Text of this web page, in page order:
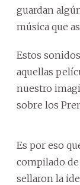
guardan
música que
Estos
aquellas
nuestro
sobre los
Es por eso
compilado de
sellaron la